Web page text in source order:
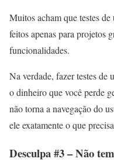
Muitos acham que testes
feitos apenas para projetos
funcionalidades.
Na verdade, fazer testes de
o dinheiro que você perde
não torna a navegação do
ele exatamente o que
Desculpa #3 – Não